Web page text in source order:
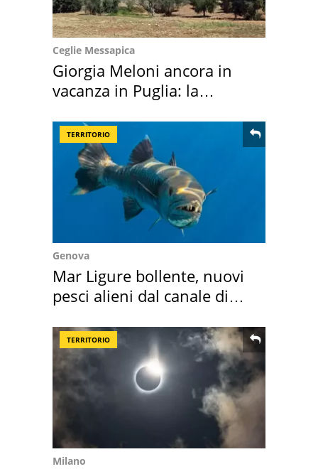
Ceglie Messapica
Giorgia Meloni ancora in
vacanza in Puglia: la
TERRITORIO
Genova
Mar Ligure bollente, nuovi
pesci alieni dal canale di
TERRITORIO
Milano